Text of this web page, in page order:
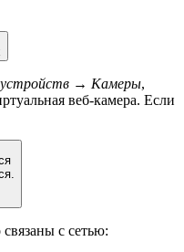
→ Камеры,
веб-камера. Если
с сетью: